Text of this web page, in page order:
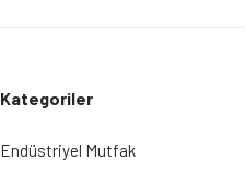
Kategoriler
Endüstriyel Mutfak